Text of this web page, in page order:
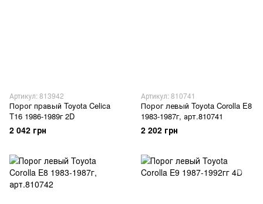
Артикул: 813942
Порог правый Toyota Celica
T16 1986-1989г 2D
2 042 грн
Артикул: 810741
Порог левый Toyota Corolla E8
1983-1987г, арт.810741
2 202 грн